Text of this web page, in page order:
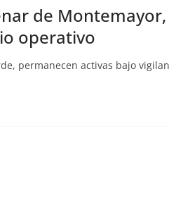
de
operativo
permanecen activas bajo